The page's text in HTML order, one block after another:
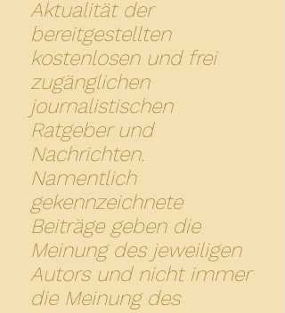
Aktualität der
bereitgestellten
kostenlosen und frei
zugänglichen
journalistischen
Ratgeber und
Nachrichten.
Namentlich
gekennzeichnete
Beiträge geben die
Meinung des jeweiligen
Autors und nicht immer
die Meinung des